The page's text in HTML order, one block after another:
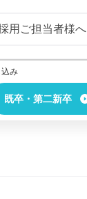
用ご担当者様へ
み
既卒・第二新卒